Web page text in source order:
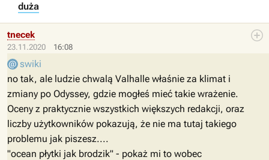
duża
23.11.2020 16:08
tnecek
swiki
no tak, ale ludzie chwalą Valhalle właśnie za klimat i
zmiany po Odyssey, gdzie mogłeś mieć takie wrażenie.
Oceny z praktycznie wszystkich większych redakcji, oraz
liczby użytkowników pokazują, że nie ma tutaj takiego
problemu jak piszesz....
"ocean płytki jak brodzik" - pokaż mi to wobec